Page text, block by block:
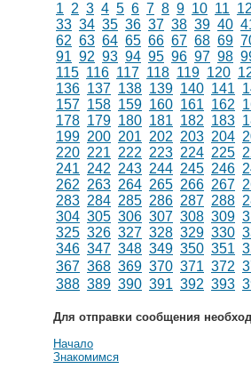
1 2 3 4 5 6 7 8 9 10 11
33 34 35 36 37 38 39 40
62 63 64 65 66 67 68 69
91 92 93 94 95 96 97 98
115 116 117 118 119 120
136 137 138 139 140 141
157 158 159 160 161 162
178 179 180 181 182 183
199 200 201 202 203 204
220 221 222 223 224 225
241 242 243 244 245 246
262 263 264 265 266 267
283 284 285 286 287 288
304 305 306 307 308 309
325 326 327 328 329 330
346 347 348 349 350 351
367 368 369 370 371 372
388 389 390 391 392 393
Для отправки сообщения
Начало
Знакомимся